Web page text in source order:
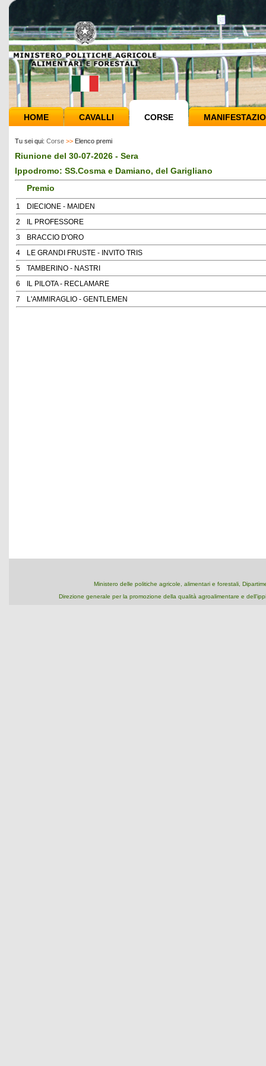
HOME CAVALLI CORSE
Tu sei qui: Corse >> Elenco premi
Riunione del 30-07-2026 - Sera
Ippodromo: SS.Cosma e Damiano, del Garigliano
Premio
1
DIECIONE - MAIDEN
2
IL PROFESSORE
3
BRACCIO D'ORO
4
LE GRANDI FRUSTE - INVITO TRIS
5
TAMBERINO - NASTRI
6
IL PILOTA - RECLAMARE
7
L'AMMIRAGLIO - GENTLEMEN
Ministero delle politiche agricole, alimentari e forestali,
Direzione generale per la promozione della qualità agroalimentare e